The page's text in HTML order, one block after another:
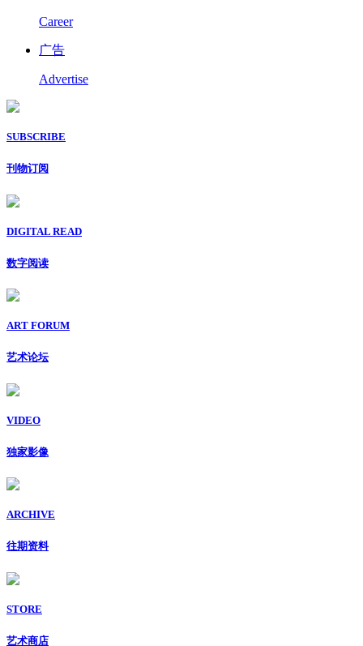
Career
广告
Advertise
SUBSCRIBE
刊物订阅
DIGITAL READ
数字阅读
ART FORUM
艺术论坛
VIDEO
独家影像
ARCHIVE
往期资料
STORE
艺术商店